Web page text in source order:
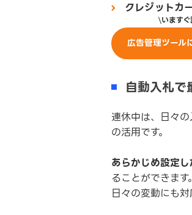
クレジットカ
いますぐ
広告管理ツール
自動入札
連休中は、日々
の活用です。
あらかじめ設定
ることができます。
日々の変動にも